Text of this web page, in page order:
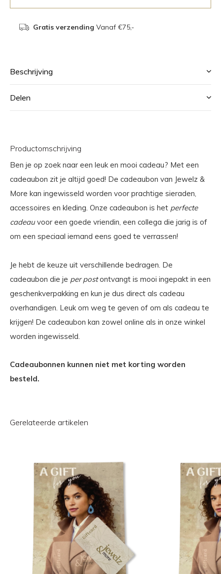
Gratis verzending Vanaf €75,-
Beschrijving
Delen
Productomschrijving
Ben je op zoek naar een leuk en mooi cadeau? Met een
cadeaubon zit je altijd goed! De cadeaubon van Jewelz &
More kan ingewisseld worden voor prachtige sieraden,
accessoires en kleding. Onze cadeaubon is het perfecte
cadeauvoor een goede vriendin, een collega die jarig is of
om een speciaal iemand eens goed te verrassen!
Je hebt de keuze uit verschillende bedragen. De
cadeaubon die je per postontvangt is mooi ingepakt in een
geschenkverpakking en kun je dus direct als cadeau
overhandigen. Leuk om weg te geven of om als cadeau te
krijgen! De cadeaubon kan zowel online als in onze winkel
worden ingewisseld.
Cadeaubonnen kunnen niet met korting worden
besteld.
Gerelateerde artikelen